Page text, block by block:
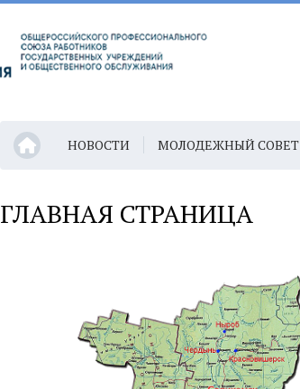
НОВОСТИ МОЛОДЕЖНЫЙ СОВЕТ
ГЛАВНАЯ СТРАНИЦА